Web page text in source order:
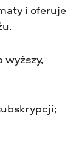
i oferuje
wyższy,